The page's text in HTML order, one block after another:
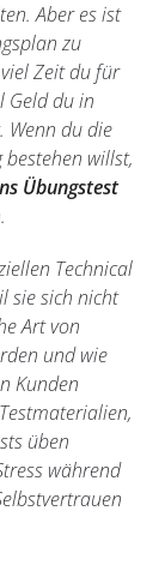
Aber es ist
zu
Zeit du für
Geld du in
Wenn du die
willst,
Übungstest
Technical
sie sich nicht
Art von
und wie
Kunden
üben
während